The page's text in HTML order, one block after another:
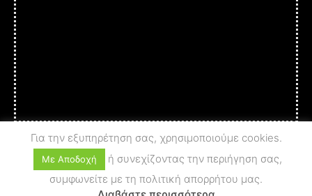
© 2025 A c t i o n - A r tPRIVACY POLICY
Για την εξυπηρέτηση σας, χρησιμοποιούμε cookies.
Με Αποδοχή
ή συνεχίζοντας την περιήγηση σας,
συμφωνείτε με τη πολιτική απορρήτου μας.